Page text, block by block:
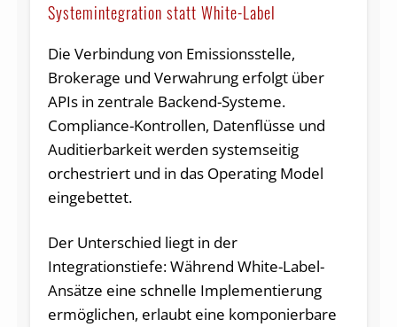
Systemintegration statt White-Label
Die Verbindung von Emissionsstelle,
Brokerage und Verwahrung erfolgt über
APIs in zentrale Backend-Systeme.
Compliance-Kontrollen, Datenflüsse und
Auditierbarkeit werden systemseitig
orchestriert und in das Operating Model
eingebettet.
Der Unterschied liegt in der
Integrationstiefe: Während White-Label-
Ansätze eine schnelle Implementierung
ermöglichen, erlaubt eine komponierbare